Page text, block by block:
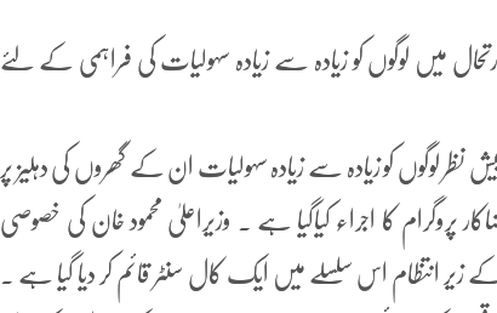
میں لوگوں کو زیادہ سے زیادہ سہولیات کی فراہمی کے لئے
نظر لوگوں کو زیادہ سے زیادہ سہولیات ان کے گھروں کی دہلیز پر
پروگرام کا اجراء کیاگیا ہے ۔ وزیراعلیٰ محمود خان کی خصوصی
زیر انتظام اس سلسلے میں ایک کال سنٹر قائم کر دیا گیا ہے ۔